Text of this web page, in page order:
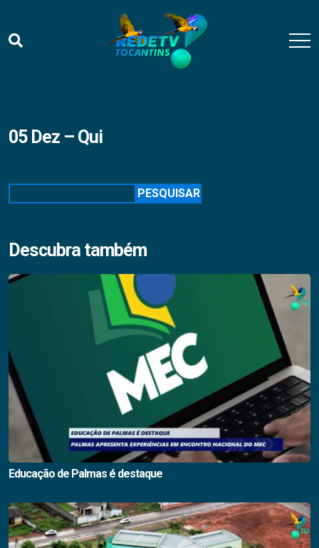
05 Dez – Qui
PESQUISAR
Descubra também
Educação de Palmas é destaque